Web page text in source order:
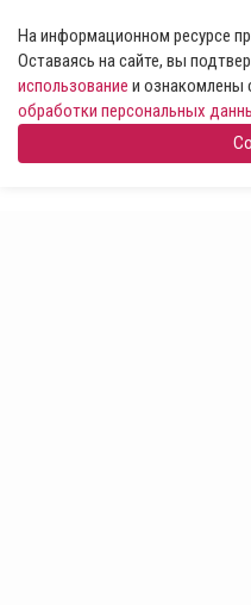
На информационном ресурсе
Оставаясь на сайте, вы
использование и ознакомлены
обработки персональных